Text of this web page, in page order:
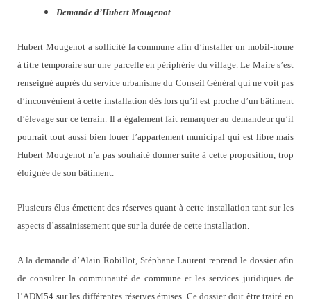
Demande d’Hubert Mougenot
Hubert Mougenot a sollicité la commune afin d’installer un mobil-home
à titre temporaire sur une parcelle en périphérie du village. Le Maire s’est
renseigné auprès du service urbanisme du Conseil Général qui ne voit pas
d’inconvénient à cette installation dès lors qu’il est proche d’un bâtiment
d’élevage sur ce terrain. Il a également fait remarquer au demandeur qu’il
pourrait tout aussi bien louer l’appartement municipal qui est libre mais
Hubert Mougenot n’a pas souhaité donner suite à cette proposition, trop
éloignée de son bâtiment.
Plusieurs élus émettent des réserves quant à cette installation tant sur les
aspects d’assainissement que sur la durée de cette installation.
A la demande d’Alain Robillot, Stéphane Laurent reprend le dossier afin
de consulter la communauté de commune et les services juridiques de
l’ADM54 sur les différentes réserves émises. Ce dossier doit être traité en